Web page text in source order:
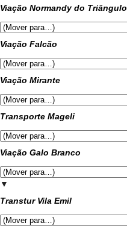
Viação Normandy do Triângulo
Viação Falcão
Viação Mirante
Transporte Mageli
Viação Galo Branco
▼
Transtur Vila Emil